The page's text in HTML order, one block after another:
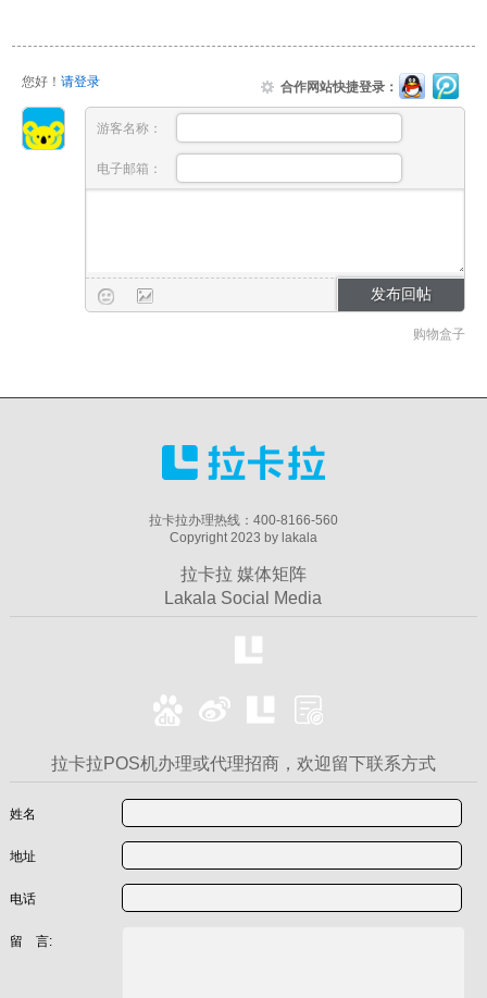
您好！ 请登录 合作网站快捷登录：
游客名称：
电子邮箱：
购物盒子
拉卡拉办理热线：400-8166-560
Copyright 2023 by lakala
拉卡拉 媒体矩阵
Lakala Social Media
拉卡拉POS机办理或代理招商，欢迎留下联系方式
姓名
地址
电话
留 言: